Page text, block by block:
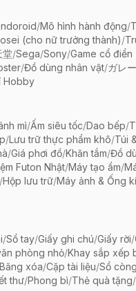
/Mô hình hành động/
(cho nữ trưởng thành)/
堂/Sega/Sony/Game cổ điển
/Đồ dùng nhân vật/ガレ
Hobby
mì/Ấm siêu tốc/Dao bếp/
/Lưu trữ thực phẩm khô/Túi
/Giá phơi đồ/Khăn tắm/Đồ
Futon Nhật/Máy tạo ẩm/
/Hộp lưu trữ/Máy ảnh & Ống
/Sổ tay/Giấy ghi chú/Giấy rời/
phòng nhỏ/Khay sắp xếp
Băng xóa/Cặp tài liệu/Sổ còng
thư/Phong bì/Thẻ quà tặng/